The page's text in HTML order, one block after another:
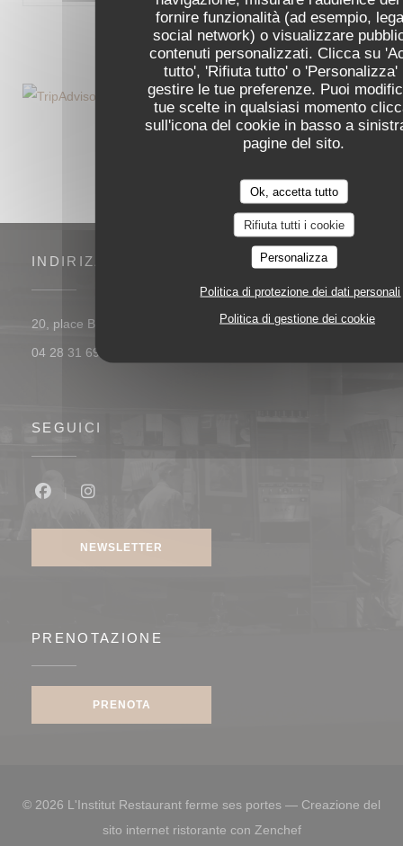
fornire funzionalità (ad esempio,
social network) o visualizzare
contenuti personalizzati. Clicca su
tutto', 'Rifiuta tutto' o 'Personalizza'
gestire le tue preferenze. Puoi
tue scelte in qualsiasi momento
sull'icona del cookie in basso a
pagine del sito.
Ok, accetta tutto
Rifiuta tutti i cookie
Personalizza
Politica di protezione dei dati personali
Politica di gestione dei cookie
1 2 3
INDIRIZZO
20, place Bellecour 69002 Lyon ((apre una nuova finestra))
04 28 31 69 06
SEGUICI
NEWSLETTER
PRENOTAZIONE
PRENOTA
© 2026 L'Institut Restaurant ferme ses portes — Creazione del
sito internet ristorante con Zenchef((apre una nuova